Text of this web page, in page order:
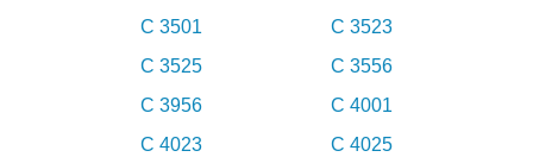
C 3501
C 3523
C 3525
C 3556
C 3956
C 4001
C 4023
C 4025